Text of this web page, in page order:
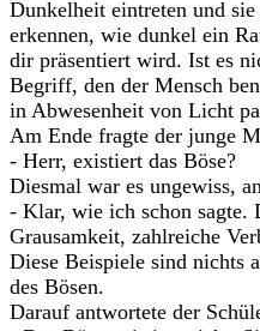
Dunkelheit eintreten und
erkennen, wie dunkel ein
dir präsentiert wird. Ist es
Begriff, den der Mensch
in Abwesenheit von Licht
Am Ende fragte der junge
- Herr, existiert das Böse?
Diesmal war es ungewiss,
- Klar, wie ich schon sagte.
Grausamkeit, zahlreiche
Diese Beispiele sind nichts
des Bösen.
Darauf antwortete der